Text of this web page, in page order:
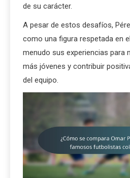
de su carácter.
A pesar de estos desafíos,
como una figura respetada en
menudo sus experiencias para
más jóvenes y contribuir
del equipo.